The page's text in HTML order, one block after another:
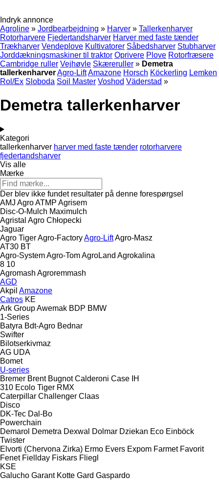
Indryk annonce
Agroline » Jordbearbejdning » Harver » Tallerkenharver
Rotorharvere Fjedertandsharver Harver med faste tænder
Trækharver Vendeplove Kultivatorer Såbedsharver Stubharver
Jorddækningsmaskiner til traktor Oprivere Plove Rotorfræsere
Cambridge ruller Vejhøvle Skæreruller » Demetra
tallerkenharverAgro-LiftAmazone Horsch Köckerling Lemken
Rol/Ex Sloboda Soil Master Voshod Väderstad »
Demetra tallerkenharver
Kategori
tallerkenharver harver med faste tænder rotorharvere
fjedertandsharver
Vis alle
Mærke
Der blev ikke fundet resultater på denne forespørgsel
AMJ AgroATMP Agrisem
Disc-O-Mulch Maximulch
Agristal Agro Chłopecki
Jaguar
Agro TigerAgro-FactoryAgro-LiftAgro-Masz
AT30 BT
Agro-SystemAgro-TomAgroLand Agrokalina
8 10
Agromash Agroremmash
AGD
Akpil Amazone
Catros KE
Ark GroupAwemak BDP BMW
1-Series
Batyra Bdt-Agro Bednar
Swifter
Bilotserkivmaz
AG UDA
Bomet
U-series
Bremer Brent Bugnot Calderoni Case IH
310 Ecolo Tiger RMX
Caterpillar Challenger Claas
Disco
DK-Tec Dal-Bo
Powerchain
Demarol Demetra Dexwal Dolmar Dziekan Eco Einböck
Twister
Elvorti (Chervona Zirka) Ermo Evers Expom Farmet Favorit
Fenet Fiellday Fiskars Fliegl
KSE
Galucho Garant Kotte Gard Gaspardo